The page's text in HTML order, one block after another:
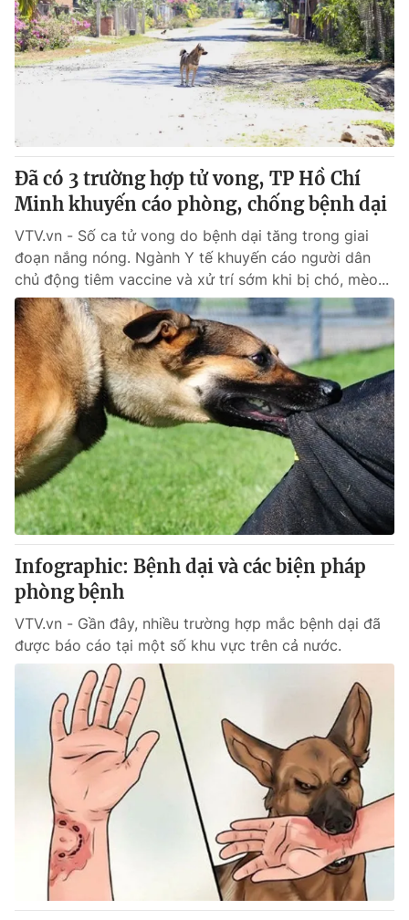
Đã có 3 trường hợp tử vong, TP Hồ Chí
Minh khuyến cáo phòng, chống bệnh dại
VTV.vn - Số ca tử vong do bệnh dại tăng trong giai
đoạn nắng nóng. Ngành Y tế khuyến cáo người dân
chủ động tiêm vaccine và xử trí sớm khi bị chó, mèo...
Infographic: Bệnh dại và các biện pháp
phòng bệnh
VTV.vn - Gần đây, nhiều trường hợp mắc bệnh dại đã
được báo cáo tại một số khu vực trên cả nước.